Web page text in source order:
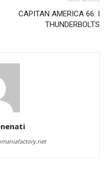
CAPITAN AMERICA 66: I
THUNDERBOLTS